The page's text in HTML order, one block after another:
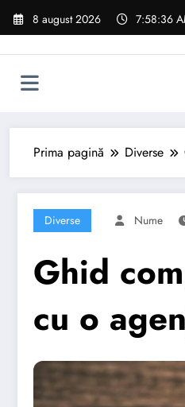
Sari
8 august 2026 7:58:37
Prima pagină Diverse
Diverse Nume
Ghid
cu o